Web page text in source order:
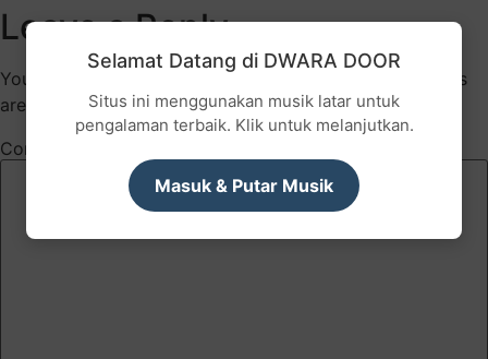
Leave a Reply
Your email address will not be published.
Required fields
are marked*
Comment
Selamat Datang di DWARA DOOR
Situs ini menggunakan musik latar untuk
pengalaman terbaik. Klik untuk melanjutkan.
Masuk & Putar Musik